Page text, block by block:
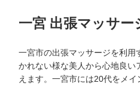
一宮 出張マッサー
一宮市の出張マッサージを利用
かれない様な美人から心地良い
えます。一宮市には20代をメ